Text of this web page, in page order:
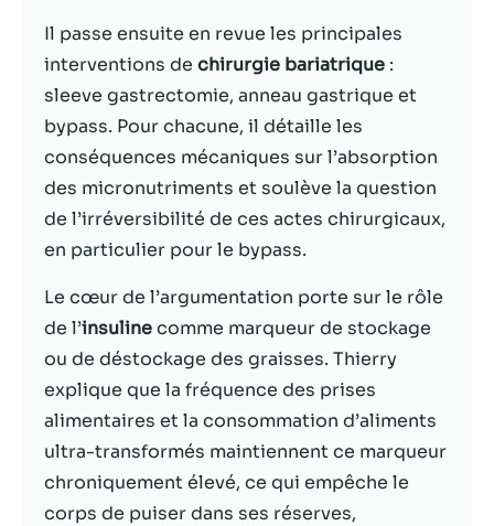
Il passe ensuite en revue les principales
interventions de chirurgie bariatrique :
sleeve gastrectomie, anneau gastrique et
bypass. Pour chacune, il détaille les
conséquences mécaniques sur l’absorption
des micronutriments et soulève la question
de l’irréversibilité de ces actes chirurgicaux,
en particulier pour le bypass.
Le cœur de l’argumentation porte sur le rôle
de l’insulinecomme marqueur de stockage
ou de déstockage des graisses. Thierry
explique que la fréquence des prises
alimentaires et la consommation d’aliments
ultra-transformés maintiennent ce marqueur
chroniquement élevé, ce qui empêche le
corps de puiser dans ses réserves,
Statistiques
Afin que nous
puissions
améliorer la
fonctionnalité
et la structure
du site Web,
en fonction
dont le site
Web est
Experience
Afin que notre
fonctionne
aussi bien que